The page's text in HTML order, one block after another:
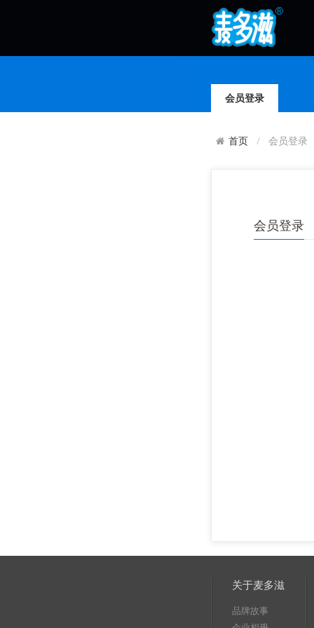
会员登录
首页 会员登录
会员登录
关于麦多滋
品牌故事